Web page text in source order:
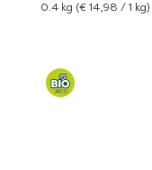
0.4 kg (€ 14,98 / 1 kg)